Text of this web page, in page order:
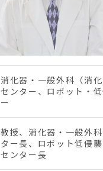
消化器・一般外科（消
センター、ロボット・
ー
教授、消化器・一般外
ター長、ロボット低侵
センター長